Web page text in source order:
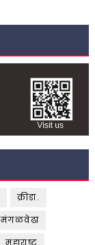
क्रीडा.
मंगळवेढा
महाराष्ट्र